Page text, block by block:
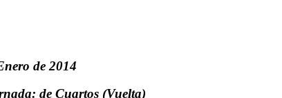
de 2014
de Cuartos (Vuelta)